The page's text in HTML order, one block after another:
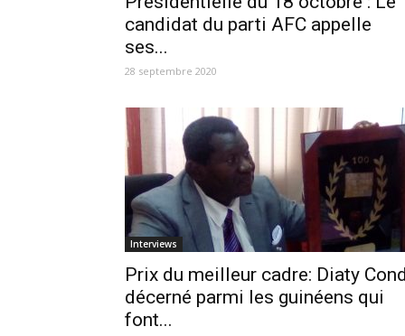
candidat du parti AFC appelle
ses...
28 septembre 2020
Interviews
Prix du meilleur cadre: Diaty
décerné parmi les guinéens qui
font...